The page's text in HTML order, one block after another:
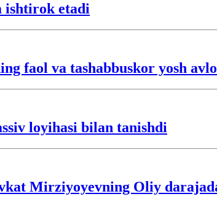
ishtirok etadi
faol va tashabbuskor yosh
loyihasi bilan tanishdi
Mirziyoyevning Oliy